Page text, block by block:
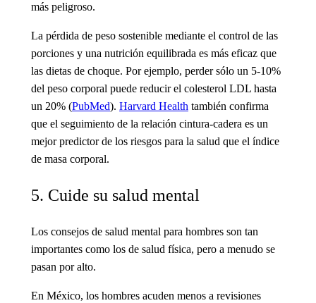
más peligroso.
La pérdida de peso sostenible mediante el control de las
porciones y una nutrición equilibrada es más eficaz que
las dietas de choque. Por ejemplo, perder sólo un 5-10%
del peso corporal puede reducir el colesterol LDL hasta
un 20% (PubMed). Harvard Health también confirma
que el seguimiento de la relación cintura-cadera es un
mejor predictor de los riesgos para la salud que el índice
de masa corporal.
5. Cuide su salud mental
Los consejos de salud mental para hombres son tan
importantes como los de salud física, pero a menudo se
pasan por alto.
En México, los hombres acuden menos a revisiones